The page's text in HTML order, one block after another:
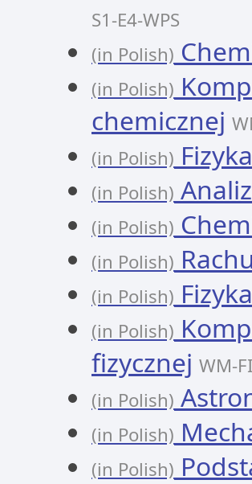
S1-E4-WPS
(in Polish)
(in Polish)
chemicznej
(in Polish)
(in Polish)
(in Polish)
(in Polish)
(in Polish)
(in Polish)
fizycznej WM-
(in Polish)
(in Polish)
(in Polish)